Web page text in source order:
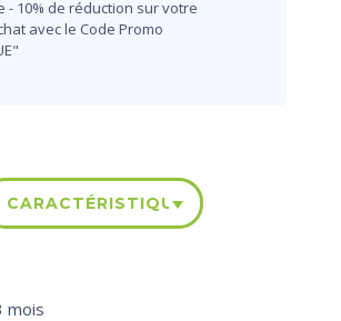
- 10% de réduction sur votre
avec le Code Promo
CARACTÉRISTIQUES
mois